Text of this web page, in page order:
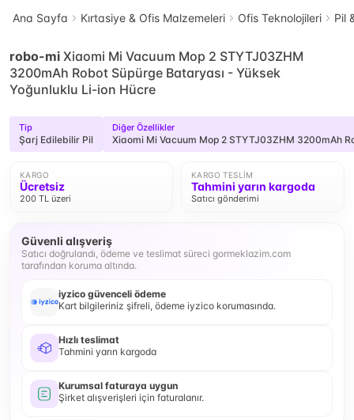
Ana Sayfa Kırtasiye & Ofis Malzemeleri Ofis Teknolojileri Pil
robo-mi Xiaomi Mi Vacuum Mop 2 STYTJ03ZHM
3200mAh Robot Süpürge Bataryası - Yüksek
Yoğunluklu Li-ion Hücre
Tip
Şarj Edilebilir Pil
Diğer Özellikler
Xiaomi Mi Vacuum Mop 2 STYTJ03ZHM 3200mAh
KARGO
Ücretsiz
200 TL üzeri
KARGO TESLIM
Tahmini yarın kargoda
Satıcı gönderimi
Güvenli alışveriş
Satıcı doğrulandı, ödeme ve teslimat süreci gormeklazim.com
tarafından koruma altında.
iyzico güvenceli ödeme
Kart bilgileriniz şifreli, ödeme iyzico korumasında.
Hızlı teslimat
Tahmini yarın kargoda
Kurumsal faturaya uygun
Şirket alışverişleri için faturalanır.